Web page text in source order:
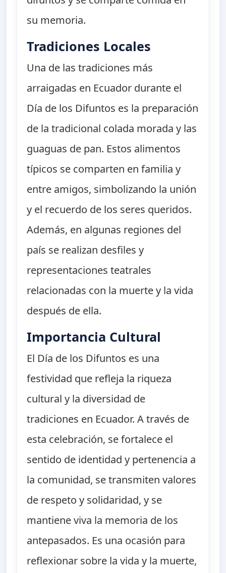
su memoria.
Tradiciones Locales
Una de las tradiciones más
arraigadas en Ecuador durante el
Día de los Difuntos es la preparación
de la tradicional colada morada y las
guaguas de pan. Estos alimentos
típicos se comparten en familia y
entre amigos, simbolizando la unión
y el recuerdo de los seres queridos.
Además, en algunas regiones del
país se realizan desfiles y
representaciones teatrales
relacionadas con la muerte y la vida
después de ella.
Importancia Cultural
El Día de los Difuntos es una
festividad que refleja la riqueza
cultural y la diversidad de
tradiciones en Ecuador. A través de
esta celebración, se fortalece el
sentido de identidad y pertenencia a
la comunidad, se transmiten valores
de respeto y solidaridad, y se
mantiene viva la memoria de los
antepasados. Es una ocasión para
reflexionar sobre la vida y la muerte,